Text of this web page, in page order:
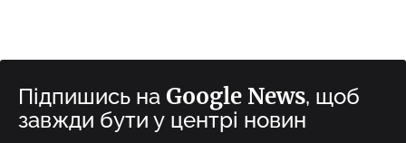
Підпишись на Google News, щоб
завжди бути у центрі новин